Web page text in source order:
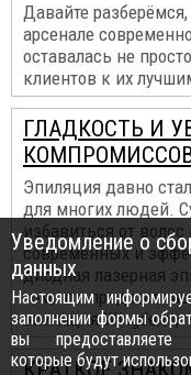
Давайте
арсенале
оставалась не
клиентов к их
ГЛАДКОСТЬ И
Эпиляция давно
для многих людей.
избавиться от
современных и
диодная лазерная
том, что
эпиляция Wingderm,
КРАТКОЕ
Уведомление о
данных
Настоящим
заполнении формы
вы предоставляете
которые будут